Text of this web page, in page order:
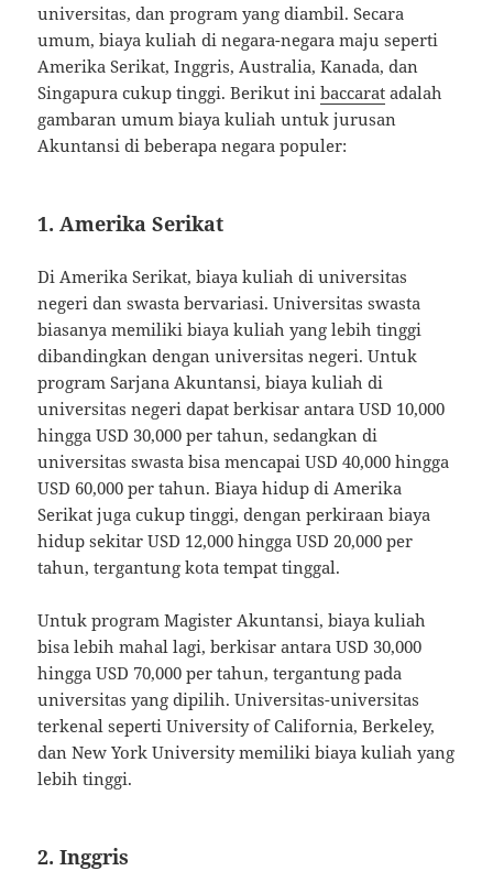
universitas, dan program yang diambil. Secara
umum, biaya kuliah di negara-negara maju seperti
Amerika Serikat, Inggris, Australia, Kanada, dan
Singapura cukup tinggi. Berikut inibaccarat adalah
gambaran umum biaya kuliah untuk jurusan
Akuntansi di beberapa negara populer:
1. Amerika Serikat
Di Amerika Serikat, biaya kuliah di universitas
negeri dan swasta bervariasi. Universitas swasta
biasanya memiliki biaya kuliah yang lebih tinggi
dibandingkan dengan universitas negeri. Untuk
program Sarjana Akuntansi, biaya kuliah di
universitas negeri dapat berkisar antara USD 10,000
hingga USD 30,000 per tahun, sedangkan di
universitas swasta bisa mencapai USD 40,000 hingga
USD 60,000 per tahun. Biaya hidup di Amerika
Serikat juga cukup tinggi, dengan perkiraan biaya
hidup sekitar USD 12,000 hingga USD 20,000 per
tahun, tergantung kota tempat tinggal.
Untuk program Magister Akuntansi, biaya kuliah
bisa lebih mahal lagi, berkisar antara USD 30,000
hingga USD 70,000 per tahun, tergantung pada
universitas yang dipilih. Universitas-universitas
terkenal seperti University of California, Berkeley,
dan New York University memiliki biaya kuliah yang
lebih tinggi.
2.Inggris